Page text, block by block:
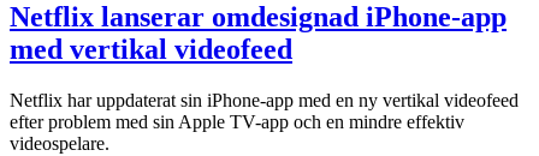
Netflix lanserar omdesignad iPhone-app
med vertikal videofeed
Netflix har uppdaterat sin iPhone-app med en ny vertikal videofeed
efter problem med sin Apple TV-app och en mindre effektiv
videospelare.